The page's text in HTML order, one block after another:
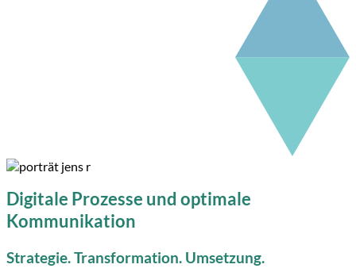
Digitale Prozesse und optimale
Kommunikation
Strategie. Transformation. Umsetzung.